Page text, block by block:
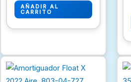
AÑADIR AL
CARRITO